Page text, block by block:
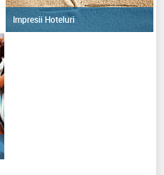
Impresii Hoteluri